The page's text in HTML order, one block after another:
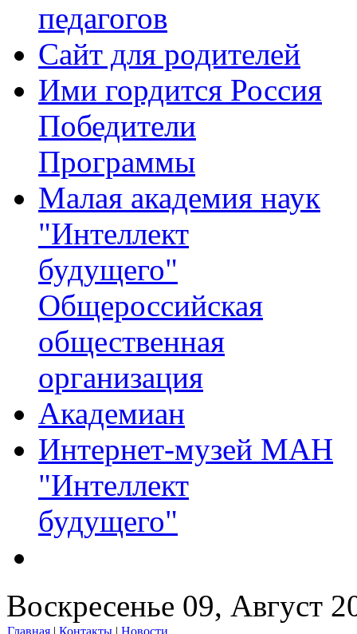
педагогов
Сайт для родителей
Ими гордится Россия
Победители
Программы
Малая академия наук
"Интеллект
будущего"
Общероссийская
общественная
организация
Академиан
Интернет-музей МАН
"Интеллект
будущего"
Воскресенье 09, Август
Главная | Контакты | Новости